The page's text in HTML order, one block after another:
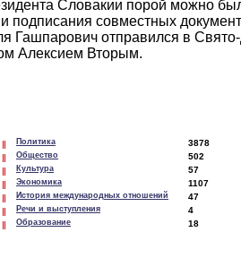
Словакии порой можно
подписания совместных
Гашпарович отправился в
Алексием Вторым.
Политика 3878
Общество 502
Культура 57
Экономика 1107
История международных отношений 47
Речи и выступления 4
Образование 18